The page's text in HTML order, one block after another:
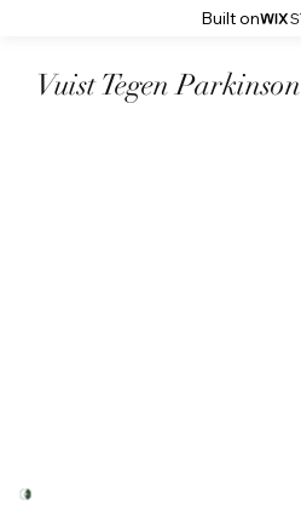
Built on
Vuist Tegen Parkinson